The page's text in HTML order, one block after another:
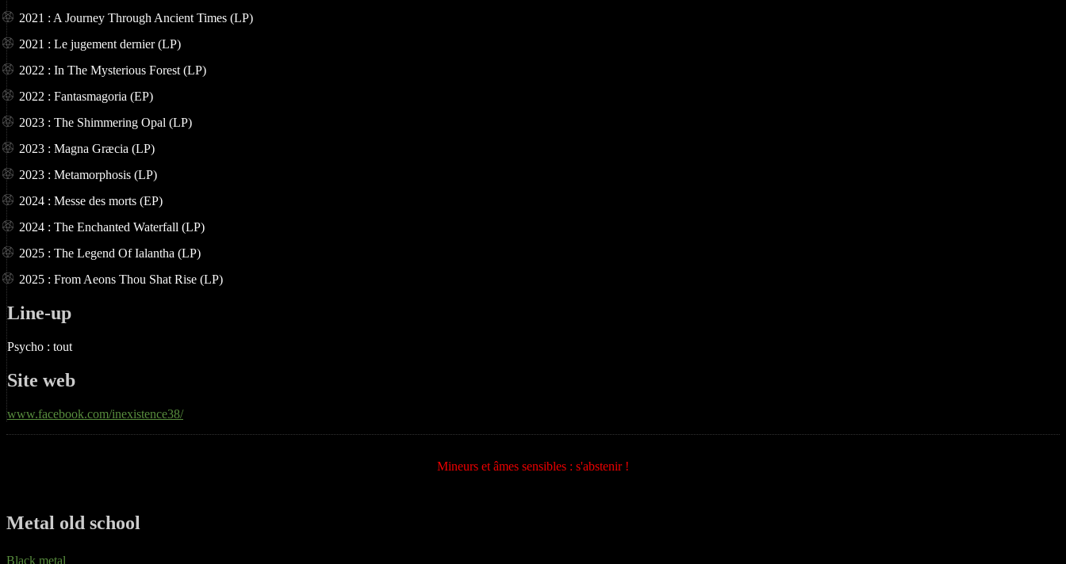
2021 : A Journey Through Ancient Times (LP)
2021 : Le jugement dernier (LP)
2022 : In The Mysterious Forest (LP)
2022 : Fantasmagoria (EP)
2023 : The Shimmering Opal (LP)
2023 : Magna Gr​æ​cia (LP)
2023 : Metamorphosis (LP)
2024 : Messe des morts (EP)
2024 : The Enchanted Waterfall (LP)
2025 : The Legend Of Ialantha (LP)
2025 : From Aeons Thou Shat Rise (LP)
Line-up
Psycho : tout
Site web
www.facebook.com/inexistence38/
Mineurs et âmes sensibles : s'abstenir !
Metal old school
Black metal